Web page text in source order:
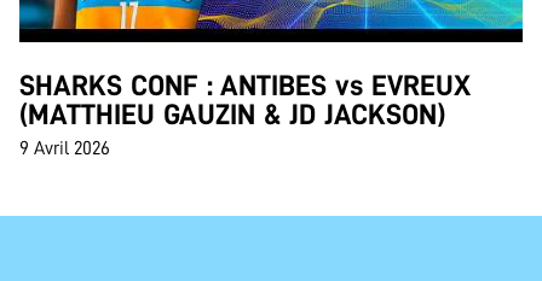
SHARKS CONF : ANTIBES vs EVREUX
(MATTHIEU GAUZIN & JD JACKSON)
9 Avril 2026